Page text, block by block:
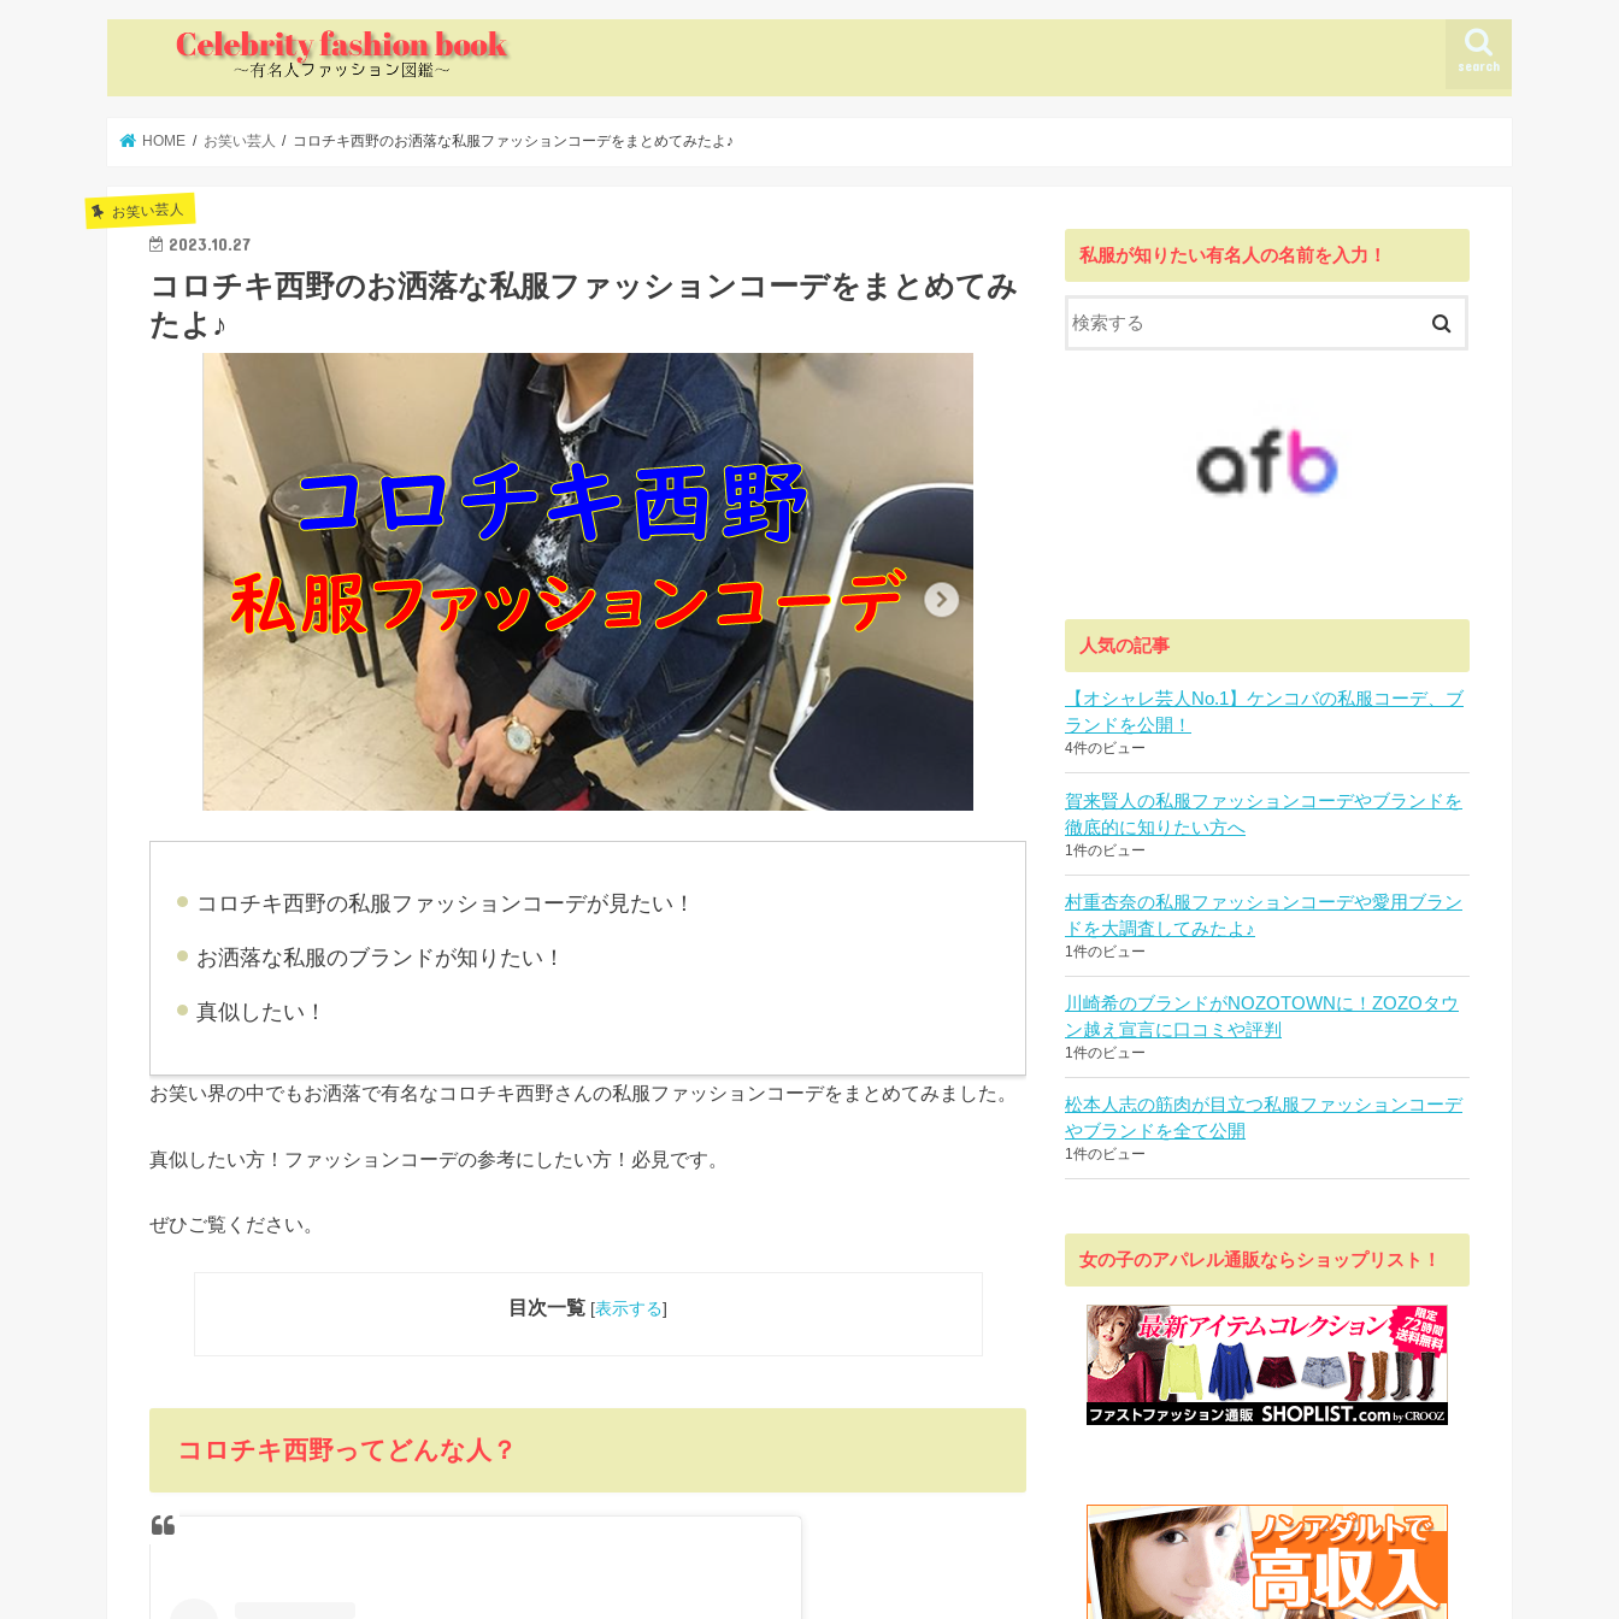
search
HOME お笑い芸人 コロチキ西野のお洒落な私服ファッションコーデをまとめてみたよ♪
お笑い芸人
2023.10.27
コロチキ西野のお洒落な私服ファッションコーデをまとめてみ
たよ♪
コロチキ西野の私服ファッションコーデが見たい！
お洒落な私服のブランドが知りたい！
真似したい！
お笑い界の中でもお洒落で有名なコロチキ西野さんの私服ファッションコーデをまとめてみました。
真似したい方！ファッションコーデの参考にしたい方！必見です。
ぜひご覧ください。
目次一覧 [表示する]
コロチキ西野ってどんな人？
私服が知りたい有名人の名前を入力！
人気の記事
【オシャレ芸人No.1】ケンコバの私服コーデ、ブ
ランドを公開！
4件のビュー
賀来賢人の私服ファッションコーデやブランドを
徹底的に知りたい方へ
1件のビュー
村重杏奈の私服ファッションコーデや愛用ブラン
ドを大調査してみたよ♪
1件のビュー
川崎希のブランドがNOZOTOWNに！ZOZOタウ
ン越え宣言に口コミや評判
1件のビュー
松本人志の筋肉が目立つ私服ファッションコーデ
やブランドを全て公開
1件のビュー
女の子のアパレル通販ならショップリスト！